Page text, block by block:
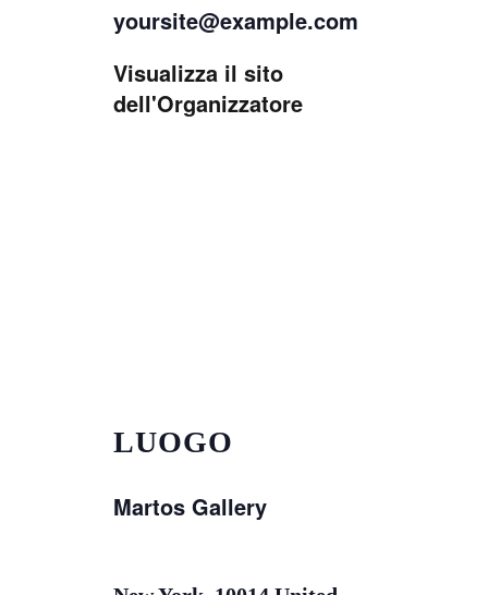
yoursite@example.com
Visualizza il sito
dell'Organizzatore
LUOGO
Martos Gallery